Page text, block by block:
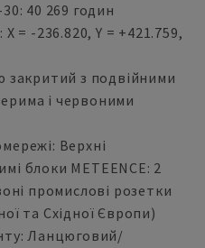
40 269 годин
= -236.820, Y = +421.759,
закритий з подвійними
і червоними
Верхні
блоки METEENCE: 2
промислові розетки
та Східної Європи)
Ланцюговий/